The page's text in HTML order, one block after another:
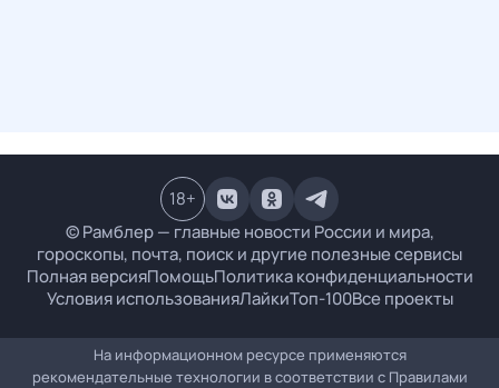
© Рамблер — главные новости России и мира,
гороскопы, почта, поиск и другие полезные сервисы
Полная версияПомощьПолитика конфиденциальности
Условия использованияЛайкиТоп-100Все проекты
18+
На информационном ресурсе применяются
рекомендательные технологии в соответствии с Правилами